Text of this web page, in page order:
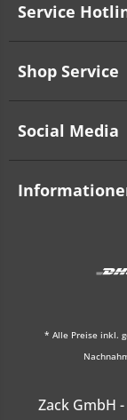
Service
Shop Service
Social Media
* Alle Preise inkl.
Zack GmbH